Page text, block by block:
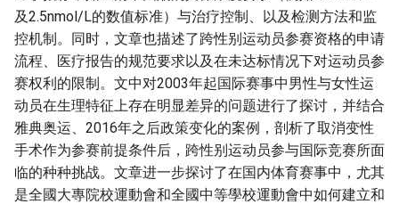
及2.5nmol/L的数值标准）与治疗控制、以及检测方法和监
控机制。同时，文章也描述了跨性别运动员参赛资格的申请
流程、医疗报告的规范要求以及在未达标情况下对运动员参
赛权利的限制。文中对2003年起国际赛事中男性与女性运
动员在生理特征上存在明显差异的问题进行了探讨，并结合
雅典奥运、2016年之后政策变化的案例，剖析了取消变性
手术作为参赛前提条件后，跨性别运动员参与国际竞赛所面
临的种种挑战。文章进一步探讨了在国内体育赛事中，尤其
是全國大專院校運動會和全國中等學校運動會中如何建立和